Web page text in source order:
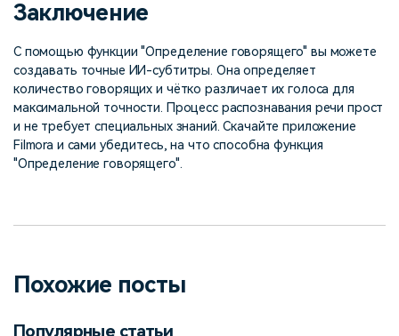
Заключение
С помощью функции "Определение говорящего" вы можете
создавать точные ИИ-субтитры. Она определяет
количество говорящих и чётко различает их голоса для
максимальной точности. Процесс распознавания речи прост
и не требует специальных знаний. Скачайте приложение
Filmora и сами убедитесь, на что способна функция
"Определение говорящего".
Похожие посты
Популярные статьи